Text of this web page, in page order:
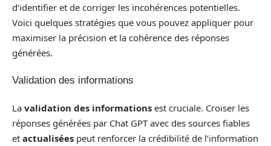
d’identifier et de corriger les incohérences potentielles.
Voici quelques stratégies que vous pouvez appliquer pour
maximiser la précision et la cohérence des réponses
générées.
Validation des informations
La validation des informations est cruciale. Croiser les
réponses générées par Chat GPT avec des sources fiables
et actualisées peut renforcer la crédibilité de l’information